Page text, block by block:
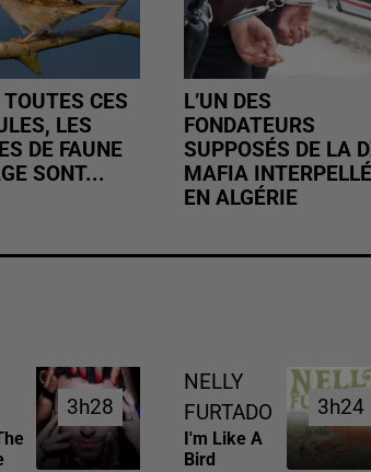
CES
LES
DE FAUNE
SONT...
L’UN DES
FONDATEURS
SUPPOSÉS DE LA
MAFIA INTERPELLÉ
EN ALGÉRIE
3h28
3h28
NELLY
FURTADO
I'm Like A
Bird
3h24
3h24